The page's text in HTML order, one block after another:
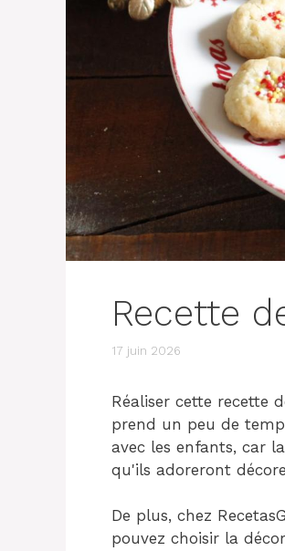
Recette
17 juin 2026
Réaliser cette recette
prend un peu de
avec les enfants, car
qu'ils adoreront
De plus, chez
pouvez choisir la